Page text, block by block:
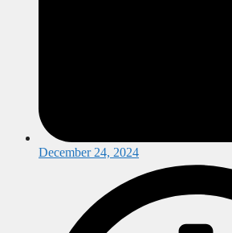
December 24, 2024